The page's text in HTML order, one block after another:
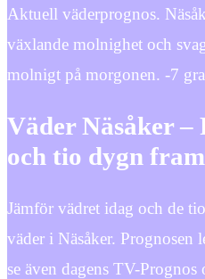
Aktuell väderprognos.
växlande molnighet och
molnigt på morgonen. -7
Väder Näsåker –
och tio dygn
Jämför vädret idag och de
väder i Näsåker. Prognosen
se även dagens TV-